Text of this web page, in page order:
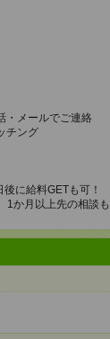
・メールでご連絡
チング
に給料GETも可！
1か月以上先の相談も